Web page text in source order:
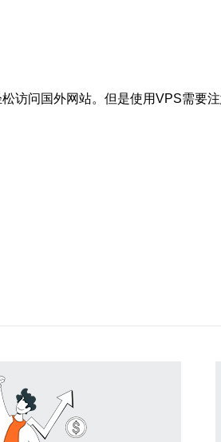
访问国外网站。但是使用VPS需要